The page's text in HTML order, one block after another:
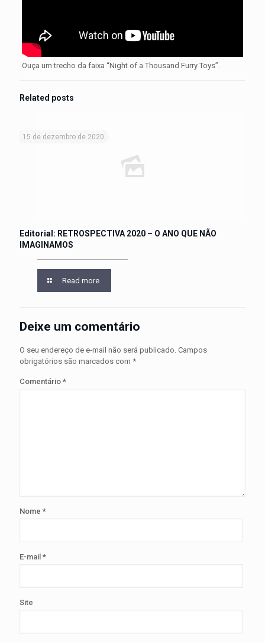
Ouça um trecho da faixa “Night of a Thousand Furry Toys”.
Related posts
15 de dezembro de 2020
Editorial: RETROSPECTIVA 2020 – O ANO QUE NÃO
IMAGINAMOS
Read more
Deixe um comentário
O seu endereço de e-mail não será publicado. Campos
obrigatórios são marcados com *
Comentário *
Nome *
E-mail *
Site